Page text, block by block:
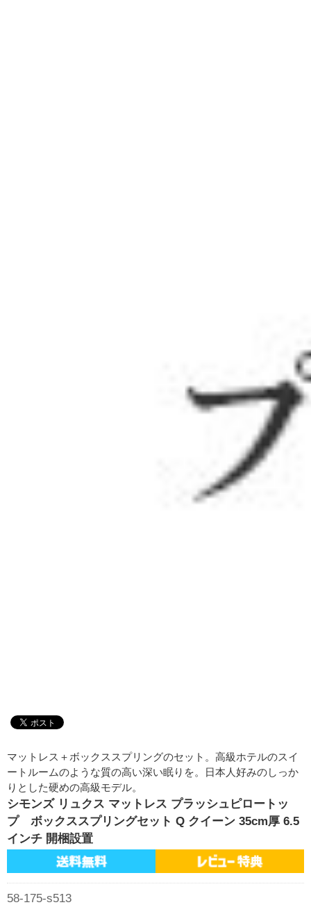
マットレス＋ボックススプリングのセット。高級ホテルのスイ
ートルームのような質の高い深い眠りを。日本人好みのしっか
りとした硬めの高級モデル。
シモンズ リュクス マットレス プラッシュピロートッ
プ ボックススプリングセット Q クイーン 35cm厚 6.5
インチ 開梱設置
58-175-s513